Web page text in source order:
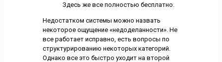
Здесь же все полностью бесплатно.
Недостатком системы можно назвать
некоторое ощущение «недоделанности». Не
все работает исправно, есть вопросы по
структурированию некоторых категорий.
Однако все это быстро уходит на второй